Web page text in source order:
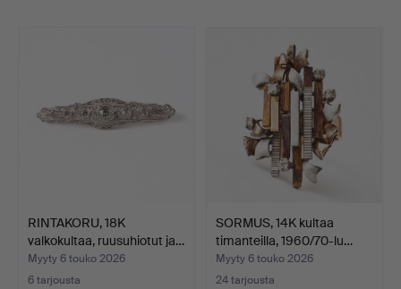
Once again, welcome to Stockholms Auktionsverk and
RINTAKORU, 18K
valkokultaa, ruusuhiotut ja…
Myyty 6 touko 2026
6 tarjousta
SORMUS, 14K kultaa
timanteilla, 1960/70-lu…
Myyty 6 touko 2026
24 tarjousta